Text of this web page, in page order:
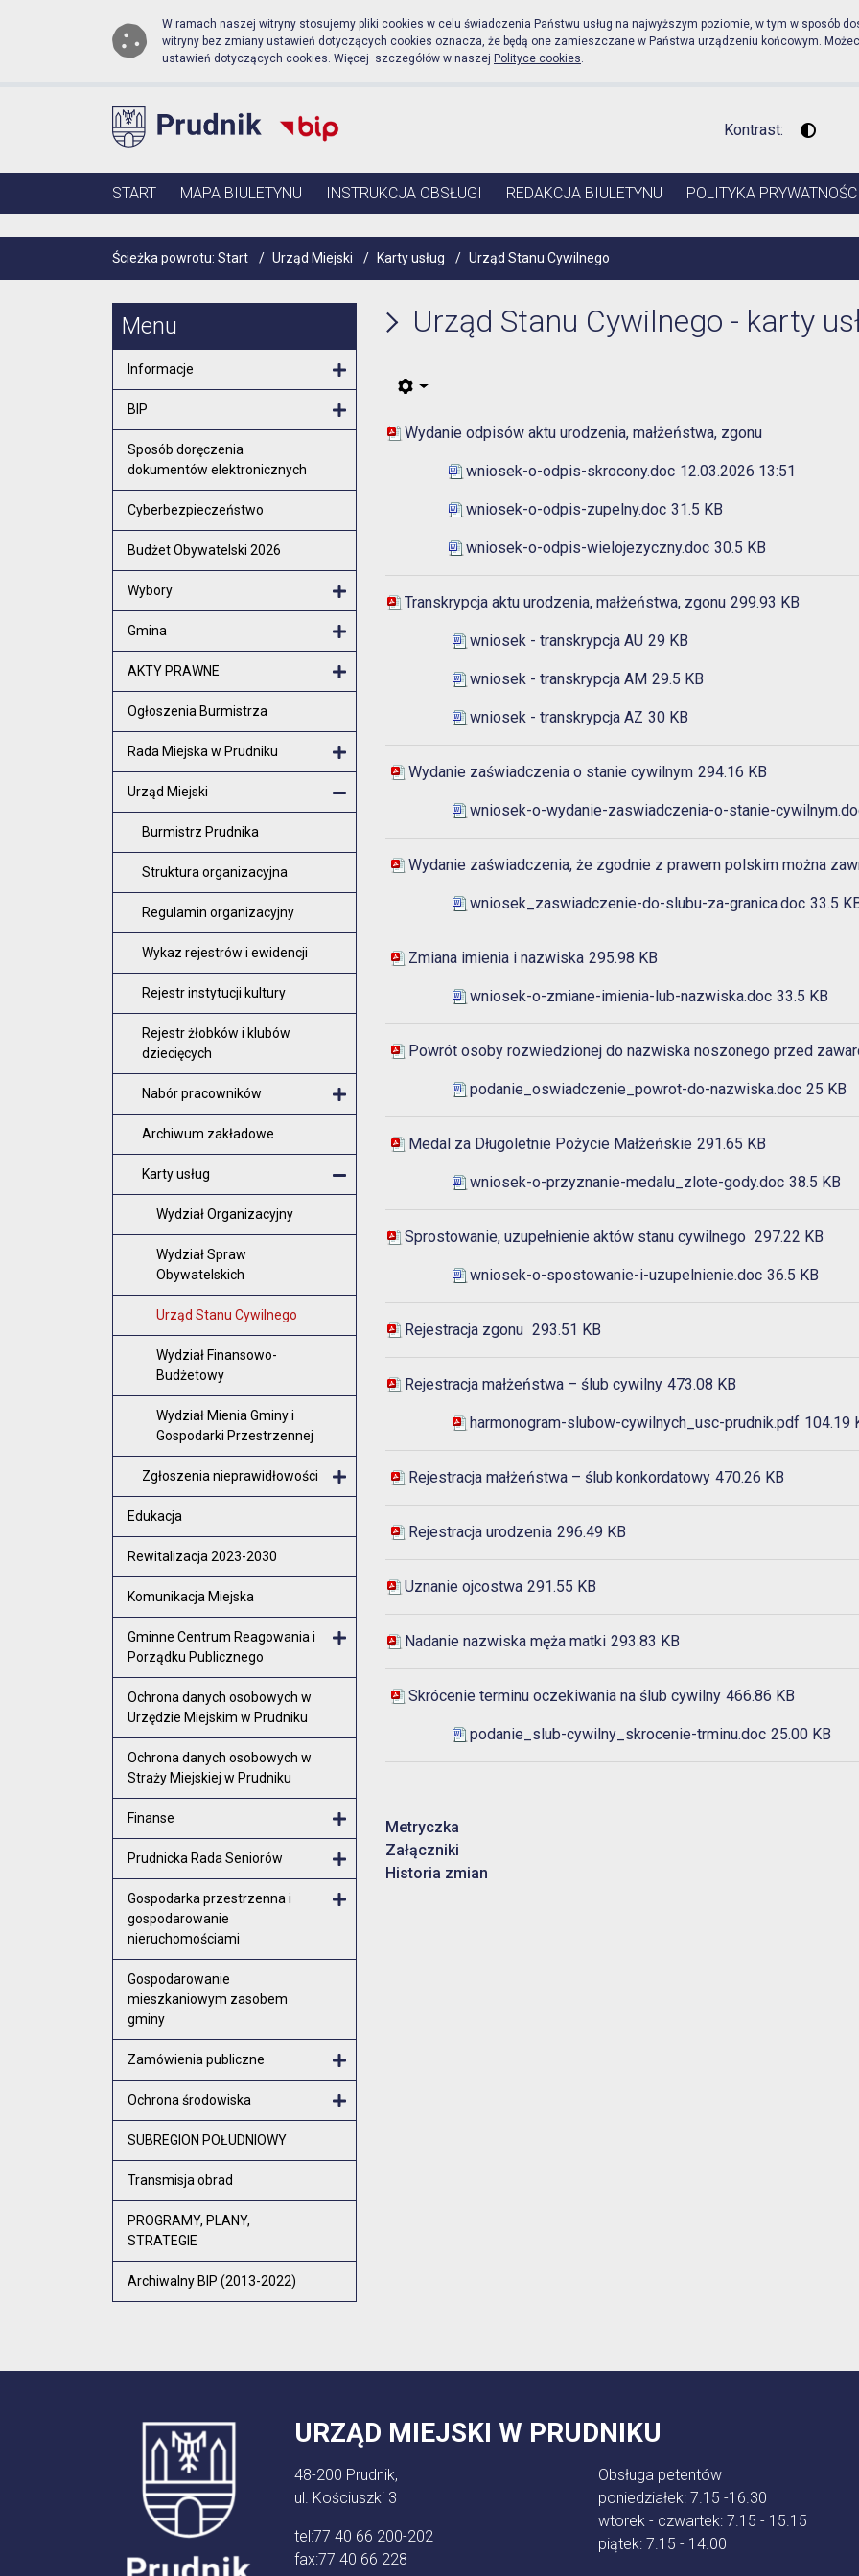
Biuletyn Informacji Publicznej Urząd Miejski w
Przejdź do menu głównego
Przejdź do głównej zawartościW ramach naszej witryny stosujemy pliki cookies w celu świadczenia Państwu usług na najwyższym poziomie, w tym w sposób
witryny bez zmiany ustawień dotyczących cookies oznacza, że będą one zamieszczane w Państwa urządzeniu końcowym.
ustawień dotyczących cookies. Więcej szczegółów w naszej Polityce cookies.
Kontrast:
Menu główne
START MAPA BIULETYNU INSTRUKCJA OBSŁUGI REDAKCJA BIULETYNU POLITYKA
Ścieżka powrotu: Start / Urząd Miejski / Karty usług / Urząd Stanu Cywilnego
Menu
Informacje
BIP
Otwórz menu
Sposób doręczenia
dokumentów elektronicznych
Cyberbezpieczeństwo
Budżet Obywatelski 2026
Wybory
Gmina
AKTY PRAWNE
Ogłoszenia Burmistrza
Rada Miejska w Prudniku
Otwórz menu
Urząd Miejski
Burmistrz Prudnika
Struktura organizacyjna
Regulamin organizacyjny
Wykaz rejestrów i ewidencji
Rejestr instytucji kultury
Rejestr żłobków i klubów
dziecięcych
Nabór pracowników
Archiwum zakładowe
Karty usług
Wydział Organizacyjny
Wydział Spraw
Obywatelskich
Urząd Stanu Cywilnego
Wydział Finansowo-
Budżetowy
Wydział Mienia Gminy i
Gospodarki Przestrzennej
Zgłoszenia nieprawidłowości
Otwórz menu
Edukacja
Rewitalizacja 2023-2030
Komunikacja Miejska
Gminne Centrum Reagowania i
Porządku Publicznego
Otwórz menu
Ochrona danych osobowych w
Urzędzie Miejskim w Prudniku
Ochrona danych osobowych w
Straży Miejskiej w Prudniku
Finanse
Otwórz menu
Prudnicka Rada Seniorów
Gospodarka przestrzenna i
gospodarowanie
nieruchomościami
Gospodarowanie
mieszkaniowym zasobem
gminy
Zamówienia publiczne
Ochrona środowiska
SUBREGION POŁUDNIOWY
Transmisja obrad
PROGRAMY, PLANY,
STRATEGIE
Archiwalny BIP (2013-2022)
Urząd Stanu Cywilnego - karty
Wydanie odpisów aktu urodzenia, małżeństwa, zgonu
wniosek-o-odpis-skrocony.doc 12.03.2026 13:51
wniosek-o-odpis-zupelny.doc 31.5 KB
wniosek-o-odpis-wielojezyczny.doc 30.5 KB
Transkrypcja aktu urodzenia, małżeństwa, zgonu 299.93 KB
wniosek - transkrypcja AU 29 KB
wniosek - transkrypcja AM 29.5 KB
wniosek - transkrypcja AZ 30 KB
Wydanie zaświadczenia o stanie cywilnym 294.16 KB
wniosek-o-wydanie-zaswiadczenia-o-stanie-
Wydanie zaświadczenia, że zgodnie z prawem polskim można
wniosek_zaswiadczenie-do-slubu-za-granica.doc 33.5
Zmiana imienia i nazwiska 295.98 KB
wniosek-o-zmiane-imienia-lub-nazwiska.doc 33.5 KB
Powrót osoby rozwiedzionej do nazwiska noszonego przed
podanie_oswiadczenie_powrot-do-nazwiska.doc 25 KB
Medal za Długoletnie Pożycie Małżeńskie 291.65 KB
wniosek-o-przyznanie-medalu_zlote-gody.doc 38.5 KB
Sprostowanie, uzupełnienie aktów stanu cywilnego 297.22 KB
wniosek-o-spostowanie-i-uzupelnienie.doc 36.5 KB
Rejestracja zgonu 293.51 KB
Rejestracja małżeństwa – ślub cywilny 473.08 KB
harmonogram-slubow-cywilnych_usc-prudnik.pdf 104.19
Rejestracja małżeństwa – ślub konkordatowy 470.26 KB
Rejestracja urodzenia 296.49 KB
Uznanie ojcostwa 291.55 KB
Nadanie nazwiska męża matki 293.83 KB
Skrócenie terminu oczekiwania na ślub cywilny 466.86 KB
podanie_slub-cywilny_skrocenie-trminu.doc 25.00 KB
Metryczka
Załączniki
Historia zmian
URZĄD MIEJSKI W PRUDNIKU
48-200 Prudnik,
ul. Kościuszki 3
tel:77 40 66 200-202
fax:77 40 66 228
Obsługa petentów
poniedziałek: 7.15 -16.30
wtorek - czwartek: 7.15 - 15.15
piątek: 7.15 - 14.00